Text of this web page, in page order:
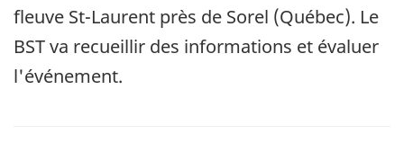
fleuve St-Laurent près de Sorel (Québec). Le
BST va recueillir des informations et évaluer
l'événement.